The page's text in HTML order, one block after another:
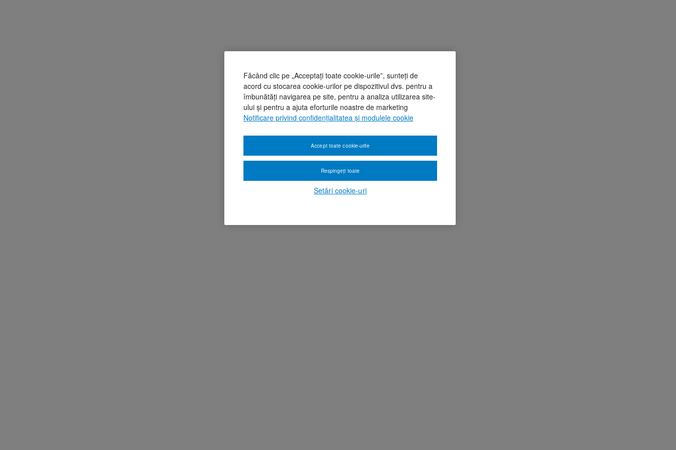
Făcând clic pe „Acceptați toate cookie-urile”, sunteți de
acord cu stocarea cookie-urilor pe dispozitivul dvs. pentru a
îmbunătăți navigarea pe site, pentru a analiza utilizarea site-
ului și pentru a ajuta eforturile noastre de marketing
Notificare privind confidențialitatea și modulele cookie
Setări cookie-uri
Respingeți toate
Accept toate cookie-urile